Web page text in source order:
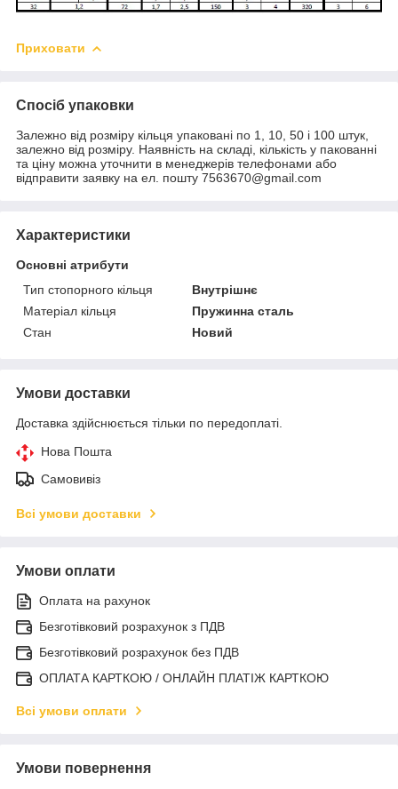
Приховати
Спосіб упаковки
Залежно від розміру кільця упаковані по 1, 10, 50 і 100 штук,
залежно від розміру. Наявність на складі, кількість у пакованні
та ціну можна уточнити в менеджерів телефонами або
відправити заявку на ел. пошту 7563670@gmail.com
Характеристики
Основні атрибути
Тип стопорного кільця
Внутрішнє
Матеріал кільця
Пружинна сталь
Стан
Новий
Умови доставки
Доставка здійснюється тільки по передоплаті.
Нова Пошта
Самовивіз
Всі умови доставки
Умови оплати
Оплата на рахунок
Безготівковий розрахунок з ПДВ
Безготівковий розрахунок без ПДВ
ОПЛАТА КАРТКОЮ / ОНЛАЙН ПЛАТІЖ КАРТКОЮ
Всі умови оплати
Умови повернення